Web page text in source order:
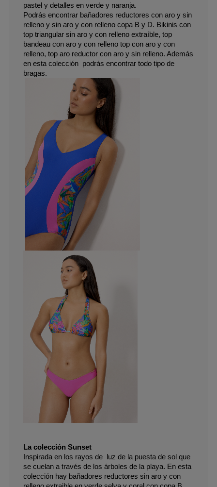
pastel y detalles en verde y naranja.
Podrás encontrar bañadores reductores con aro y sin
relleno y sin aro y con relleno copa B y D. Bikinis con
top triangular sin aro y con relleno extraíble, top
bandeau con aro y con relleno top con aro y con
relleno, top aro reductor con aro y sin relleno. Además
en esta colección  podrás encontrar todo tipo de
bragas.
La colección Sunset
Inspirada en los rayos de  luz de la puesta de sol que
se cuelan a través de los árboles de la playa. En esta
colección hay bañadores reductores sin aro y con